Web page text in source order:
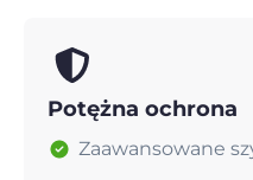
Potężna ochrona
Zaawansowane